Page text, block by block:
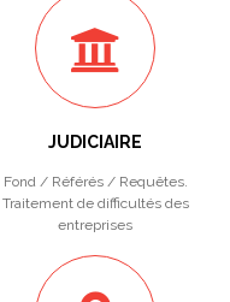
JUDICIAIRE
Fond / Référés / Requêtes.
Traitement de difficultés des
entreprises